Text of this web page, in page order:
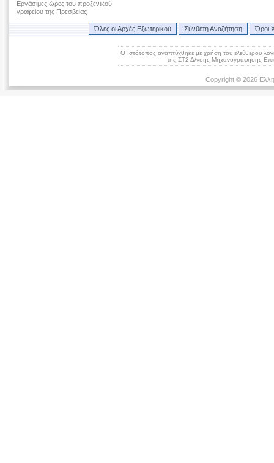
Εργάσιμες ώρες του προξενικού
γραφείου της Πρεσβείας
Όλες οι Αρχές Εξωτερικού Σύνθετη Αναζήτηση Όροι
Ο Ιστότοπος αναπτύχθηκε με χρήση του ελεύθερου
της ΣΤ2 Δ/νσης Μηχανογράφησης
Copyright © 2026